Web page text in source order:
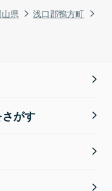
県
浅口郡鴨方町
がす